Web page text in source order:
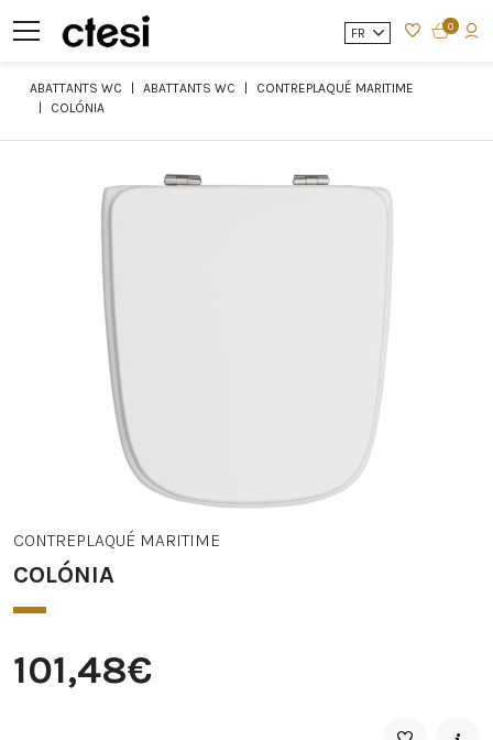
FR 0
ABATTANTS WC ABATTANTS WC
CONTREPLAQUÉ MARITIME
COLÓNIA
CONTREPLAQUÉ MARITIME
COLÓNIA
101,48€